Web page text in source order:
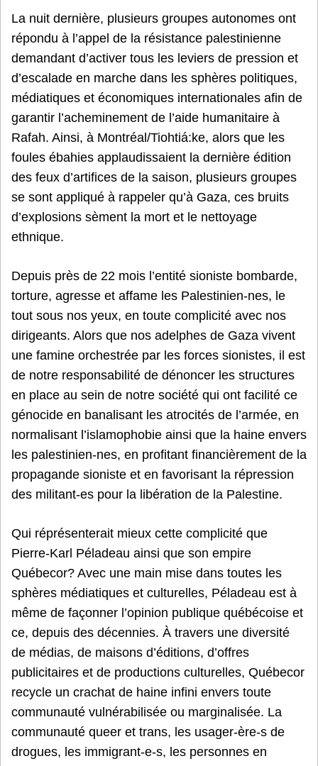
La nuit dernière, plusieurs groupes autonomes ont
répondu à l’appel de la résistance palestinienne
demandant d’activer tous les leviers de pression et
d’escalade en marche dans les sphères politiques,
médiatiques et économiques internationales afin de
garantir l’acheminement de l’aide humanitaire à
Rafah. Ainsi, à Montréal/Tiohtiá:ke, alors que les
foules ébahies applaudissaient la dernière édition
des feux d’artifices de la saison, plusieurs groupes
se sont appliqué à rappeler qu’à Gaza, ces bruits
d’explosions sèment la mort et le nettoyage
ethnique.
Depuis près de 22 mois l’entité sioniste bombarde,
torture, agresse et affame les Palestinien-nes, le
tout sous nos yeux, en toute complicité avec nos
dirigeants. Alors que nos adelphes de Gaza vivent
une famine orchestrée par les forces sionistes, il est
de notre responsabilité de dénoncer les structures
en place au sein de notre société qui ont facilité ce
génocide en banalisant les atrocités de l’armée, en
normalisant l’islamophobie ainsi que la haine envers
les palestinien-nes, en profitant financièrement de la
propagande sioniste et en favorisant la répression
des militant-es pour la libération de la Palestine.
Qui réprésenterait mieux cette complicité que
Pierre-Karl Péladeau ainsi que son empire
Québecor? Avec une main mise dans toutes les
sphères médiatiques et culturelles, Péladeau est à
même de façonner l’opinion publique québécoise et
ce, depuis des décennies. À travers une diversité
de médias, de maisons d’éditions, d’offres
publicitaires et de productions culturelles, Québecor
recycle un crachat de haine infini envers toute
communauté vulnérabilisée ou marginalisée. La
communauté queer et trans, les usager-ère-s de
drogues, les immigrant-e-s, les personnes en